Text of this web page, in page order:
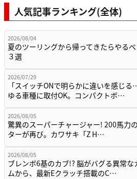
人気記事ランキング(全体)
2026/08/04
夏のツーリングから帰ってきたらやる
３選
2026/07/29
「スイッチONで明らかに違いを感じ
ゆる車種に取付OK。コンパクトボ…
2026/08/05
驚異のスーパーチャージャー! 200馬力
ターが再び。カワサキ「Z H…
2026/08/05
ブレンボ6基のカブ!? 脳がバグる異常な
ムから、最新Eクラッチ搭載のC…